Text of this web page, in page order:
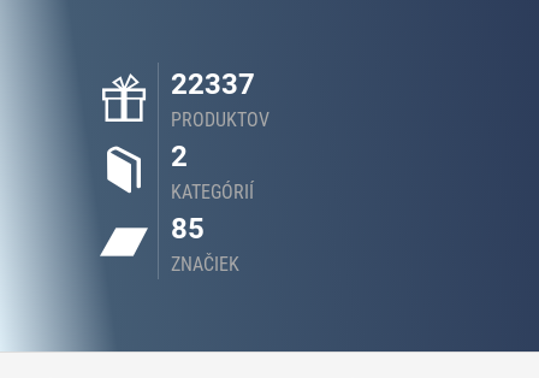
22337
PRODUKTOV
2
KATEGÓRIÍ
85
ZNAČIEK